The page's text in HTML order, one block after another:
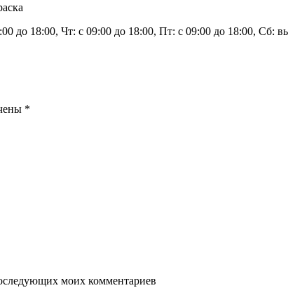
до 18:00, Чт: с 09:00 до 18:00, Пт: с 09:00 до 18:00, Сб:
*
моих комментариев